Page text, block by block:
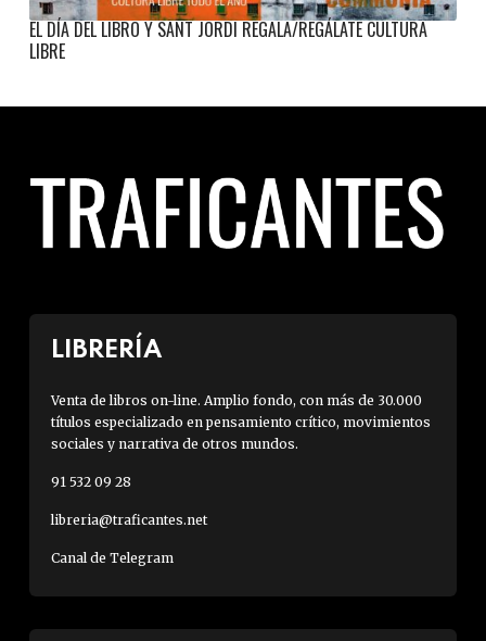
EL DÍA DEL LIBRO Y SANT JORDI REGALA/REGÁLATE CULTURA
LIBRE
LIBRERÍA
Venta de libros on-line. Amplio fondo, con más de 30.000
títulos especializado en pensamiento crítico, movimientos
sociales y narrativa de otros mundos.
91 532 09 28
libreria@traficantes.net
Canal de Telegram